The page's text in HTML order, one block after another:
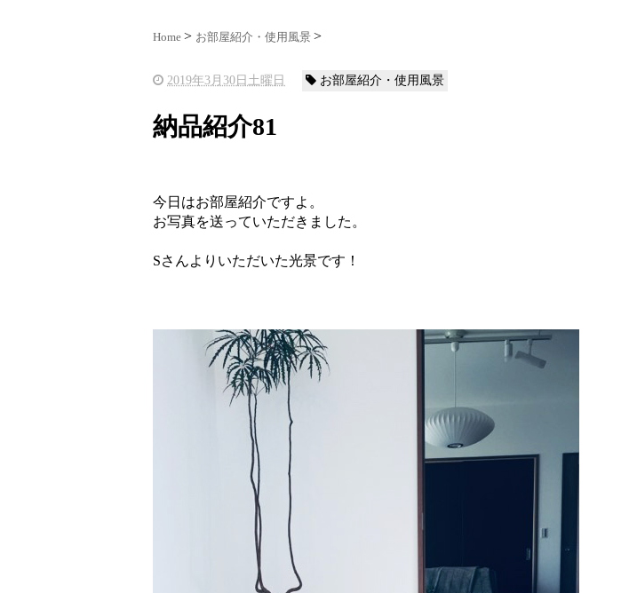
Home お部屋紹介・使用風景
2019年3月30日土曜日 お部屋紹介・使用風景
納品紹介81
今日はお部屋紹介ですよ。
お写真を送っていただきました。
Sさんよりいただいた光景です！